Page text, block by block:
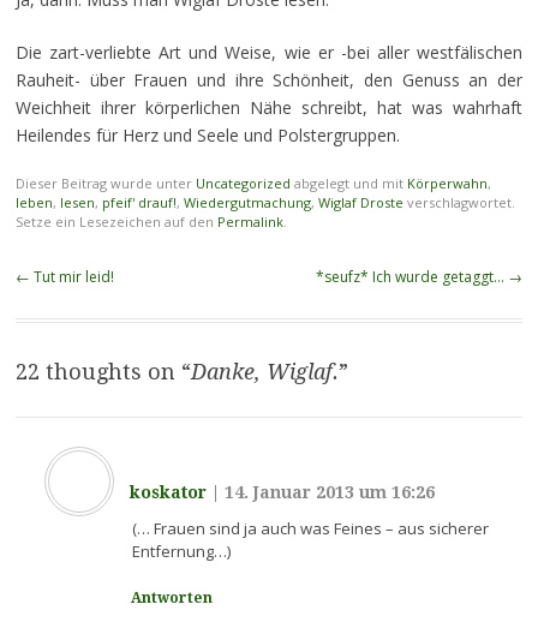
Die zart-verliebte Art und Weise, wie er -bei aller westfälischen
Rauheit- über Frauen und ihre Schönheit, den Genuss an der
Weichheit ihrer körperlichen Nähe schreibt, hat was wahrhaft
Heilendes für Herz und Seele und Polstergruppen.
Dieser Beitrag wurde unter Uncategorized abgelegt und mit Körperwahn,
leben, lesen, pfeif' drauf!, Wiedergutmachung, Wiglaf Droste verschlagwortet.
Setze ein Lesezeichen auf den Permalink.
Beitragsnavigation
← Tut mir leid! *seufz* Ich wurde getaggt… →
22 thoughts on “Danke, Wiglaf.”
koskator |14. Januar 2013 um 16:26
(… Frauen sind ja auch was Feines – aus sicherer
Entfernung…)
Antworten